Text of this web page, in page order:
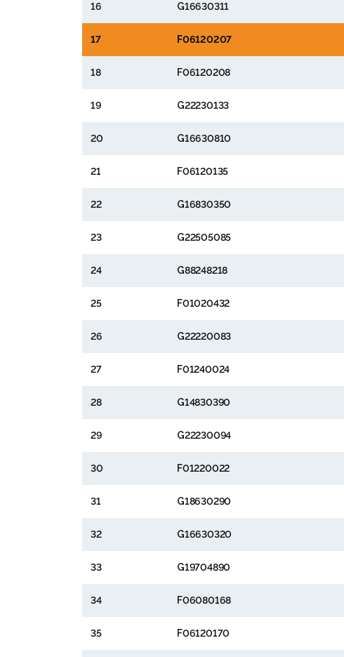
16 G16630311
17 F06120207
18 F06120208
19 G22230133
20 G16630810
21 F06120135
22 G16830350
23 G22505085
24 G88248218
25 F01020432
26 G22220083
27 F01240024
28 G14830390
29 G22230094
30 F01220022
31 G18630290
32 G16630320
33 G19704890
34 F06080168
35 F06120170